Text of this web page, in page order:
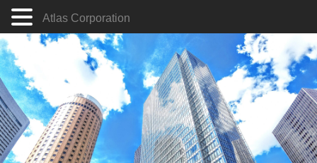
コ
ン
テ
ン
ツ
へ
ス
キ
Atlas Corporation